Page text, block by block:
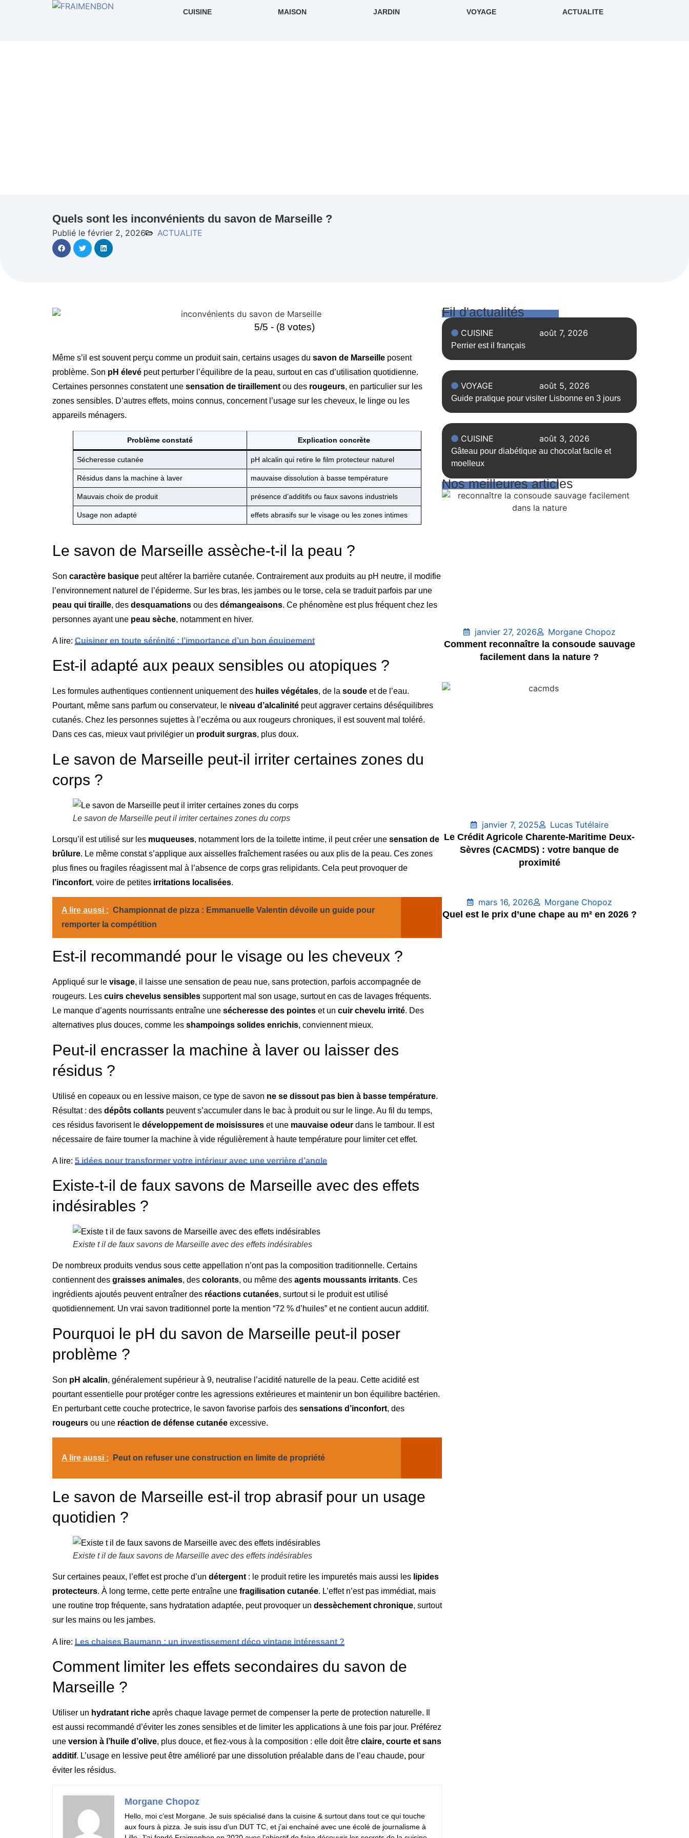
CUISINE MAISON JARDIN VOYAGE ACTUALITE
Quels sont les inconvénients du savon de Marseille ?
Publié le février 2, 2026 ACTUALITE
5/5 - (8 votes)
Même s’il est souvent perçu comme un produit sain, certains usages du savon de Marseille posent
problème. Son pH élevé peut perturber l’équilibre de la peau, surtout en cas d’utilisation quotidienne.
Certaines personnes constatent une sensation de tiraillement ou des rougeurs, en particulier sur les
zones sensibles. D’autres effets, moins connus, concernent l’usage sur les cheveux, le linge ou les
appareils ménagers.
Problème constaté Explication concrète
Sécheresse cutanée pH alcalin qui retire le film protecteur naturel
Résidus dans la machine à laver mauvaise dissolution à basse température
Mauvais choix de produit présence d’additifs ou faux savons industriels
Usage non adapté effets abrasifs sur le visage ou les zones intimes
Le savon de Marseille assèche-t-il la peau ?
Son caractère basique peut altérer la barrière cutanée. Contrairement aux produits au pH neutre, il modifie
l’environnement naturel de l’épiderme. Sur les bras, les jambes ou le torse, cela se traduit parfois par une
peau qui tiraille, des desquamations ou des démangeaisons. Ce phénomène est plus fréquent chez les
personnes ayant une peau sèche, notamment en hiver.
A lire: Cuisiner en toute sérénité : l’importance d’un bon équipement
Est-il adapté aux peaux sensibles ou atopiques ?
Les formules authentiques contiennent uniquement des huiles végétales, de la soude et de l’eau.
Pourtant, même sans parfum ou conservateur, le niveau d’alcalinité peut aggraver certains déséquilibres
cutanés. Chez les personnes sujettes à l’eczéma ou aux rougeurs chroniques, il est souvent mal toléré.
Dans ces cas, mieux vaut privilégier un produit surgras, plus doux.
Le savon de Marseille peut-il irriter certaines zones du
corps ?
Le savon de Marseille peut il irriter certaines zones du corps
Lorsqu’il est utilisé sur les muqueuses, notamment lors de la toilette intime, il peut créer une sensation de
brûlure. Le même constat s’applique aux aisselles fraîchement rasées ou aux plis de la peau. Ces zones
plus fines ou fragiles réagissent mal à l’absence de corps gras relipidants. Cela peut provoquer de
l’inconfort, voire de petites irritations localisées.
A lire aussi : Championnat de pizza : Emmanuelle Valentin dévoile un guide pour
remporter la compétition
Est-il recommandé pour le visage ou les cheveux ?
Appliqué sur le visage, il laisse une sensation de peau nue, sans protection, parfois accompagnée de
rougeurs. Les cuirs chevelus sensibles supportent mal son usage, surtout en cas de lavages fréquents.
Le manque d’agents nourrissants entraîne une sécheresse des pointes et un cuir chevelu irrité. Des
alternatives plus douces, comme les shampoings solides enrichis, conviennent mieux.
Peut-il encrasser la machine à laver ou laisser des
résidus ?
Utilisé en copeaux ou en lessive maison, ce type de savon ne se dissout pas bien à basse température.
Résultat : des dépôts collants peuvent s’accumuler dans le bac à produit ou sur le linge. Au fil du temps,
ces résidus favorisent le développement de moisissures et une mauvaise odeur dans le tambour. Il est
nécessaire de faire tourner la machine à vide régulièrement à haute température pour limiter cet effet.
A lire: 5 idées pour transformer votre intérieur avec une verrière d’angle
Existe-t-il de faux savons de Marseille avec des effets
indésirables ?
Existe t il de faux savons de Marseille avec des effets indésirables
De nombreux produits vendus sous cette appellation n’ont pas la composition traditionnelle. Certains
contiennent des graisses animales, des colorants, ou même des agents moussants irritants. Ces
ingrédients ajoutés peuvent entraîner des réactions cutanées, surtout si le produit est utilisé
quotidiennement. Un vrai savon traditionnel porte la mention “72 % d’huiles” et ne contient aucun additif.
Pourquoi le pH du savon de Marseille peut-il poser
problème ?
Son pH alcalin, généralement supérieur à 9, neutralise l’acidité naturelle de la peau. Cette acidité est
pourtant essentielle pour protéger contre les agressions extérieures et maintenir un bon équilibre bactérien.
En perturbant cette couche protectrice, le savon favorise parfois des sensations d’inconfort, des
rougeurs ou une réaction de défense cutanée excessive.
A lire aussi : Peut on refuser une construction en limite de propriété
Le savon de Marseille est-il trop abrasif pour un usage
quotidien ?
Existe t il de faux savons de Marseille avec des effets indésirables
Sur certaines peaux, l’effet est proche d’un détergent : le produit retire les impuretés mais aussi les lipides
protecteurs. À long terme, cette perte entraîne une fragilisation cutanée. L’effet n’est pas immédiat, mais
une routine trop fréquente, sans hydratation adaptée, peut provoquer un dessèchement chronique, surtout
sur les mains ou les jambes.
A lire: Les chaises Baumann : un investissement déco vintage intéressant ?
Comment limiter les effets secondaires du savon de
Marseille ?
Utiliser un hydratant riche après chaque lavage permet de compenser la perte de protection naturelle. Il
est aussi recommandé d’éviter les zones sensibles et de limiter les applications à une fois par jour. Préférez
une version à l’huile d’olive, plus douce, et fiez-vous à la composition : elle doit être claire, courte et sans
additif. L’usage en lessive peut être amélioré par une dissolution préalable dans de l’eau chaude, pour
éviter les résidus.
Morgane Chopoz
Hello, moi c’est Morgane. Je suis spécialisé dans la cuisine & surtout dans tout ce qui touche
aux fours à pizza. Je suis issu d’un DUT TC, et j’ai enchainé avec une écolé de journalisme à
Fil d'actualités
CUISINE août 7, 2026
Perrier est il français
VOYAGE août 5, 2026
Guide pratique pour visiter Lisbonne en 3 jours
CUISINE août 3, 2026
Gâteau pour diabétique au chocolat facile et
moelleux
Nos meilleures articles
janvier 27, 2026
Morgane Chopoz
Comment reconnaître la consoude sauvage
facilement dans la nature ?
janvier 7, 2025
Lucas Tutélaire
Le Crédit Agricole Charente-Maritime Deux-
Sèvres (CACMDS) : votre banque de
proximité
mars 16, 2026
Morgane Chopoz
Quel est le prix d’une chape au m² en 2026 ?